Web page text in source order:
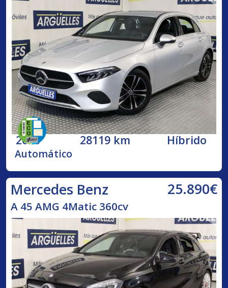
2023 28119 km Híbrido
Automático
Mercedes Benz 25.890€
A 45 AMG 4Matic 360cv